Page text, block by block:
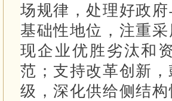
场规律，处理好政
基础性地位，注重
现企业优胜劣汰和
范； 支持改革创新
级，深化供给侧结